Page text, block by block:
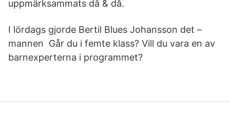
uppmärksammats då & då.
I lördags gjorde Bertil Blues Johansson det –
mannen Går du i femte klass? Vill du vara en av
barnexperterna i programmet?